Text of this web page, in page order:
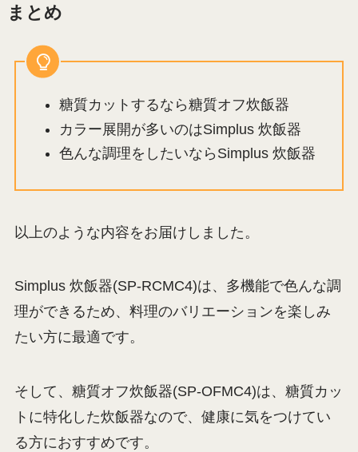
まとめ
糖質カットするなら糖質オフ炊飯器
カラー展開が多いのはSimplus 炊飯器
色んな調理をしたいならSimplus 炊飯器
以上のような内容をお届けしました。
Simplus 炊飯器(SP-RCMC4)は、多機能で色んな調
理ができるため、料理のバリエーションを楽しみ
たい方に最適です。
そして、糖質オフ炊飯器(SP-OFMC4)は、糖質カッ
トに特化した炊飯器なので、健康に気をつけてい
る方におすすめです。